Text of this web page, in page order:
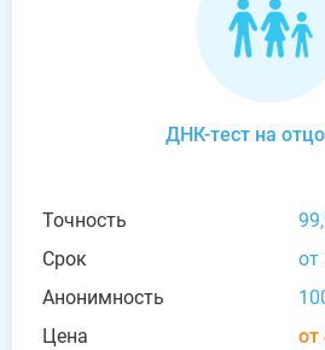
ДНК-тест на
Точность
Срок
от
Анонимность
Цена
от